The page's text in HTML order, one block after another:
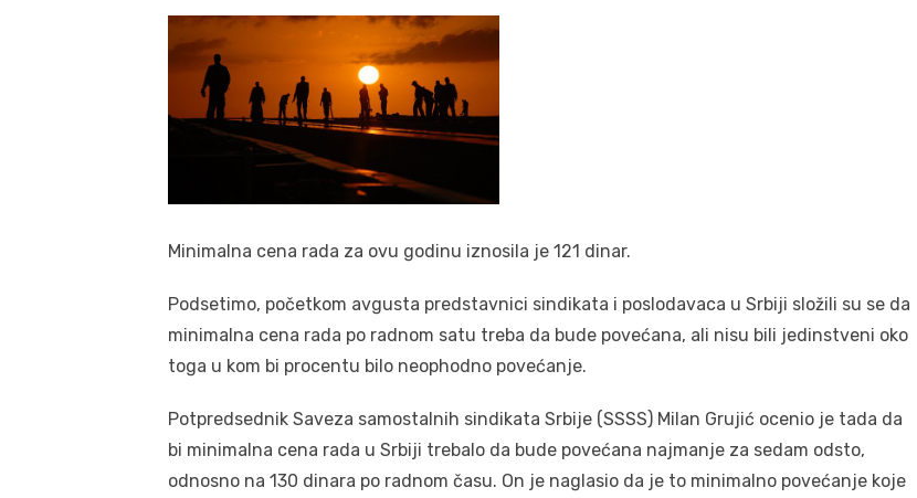
Minimalna cena rada za ovu godinu iznosila je 121 dinar.
Podsetimo, početkom avgusta predstavnici sindikata i poslodavaca u Srbiji složili su se da
minimalna cena rada po radnom satu treba da bude povećana, ali nisu bili jedinstveni oko
toga u kom bi procentu bilo neophodno povećanje.
Potpredsednik Saveza samostalnih sindikata Srbije (SSSS) Milan Grujić ocenio je tada da
bi minimalna cena rada u Srbiji trebalo da bude povećana najmanje za sedam odsto,
odnosno na 130 dinara po radnom času. On je naglasio da je to minimalno povećanje koje